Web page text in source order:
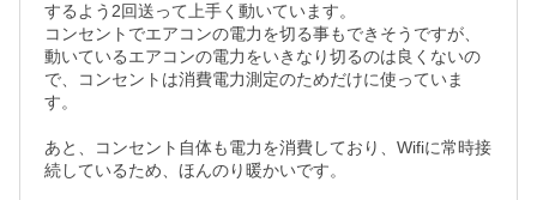
するよう2回送って上手く動いています。
コンセントでエアコンの電力を切る事もできそうですが、
動いているエアコンの電力をいきなり切るのは良くないの
で、コンセントは消費電力測定のためだけに使っていま
す。
あと、コンセント自体も電力を消費しており、Wifiに常時接
続しているため、ほんのり暖かいです。